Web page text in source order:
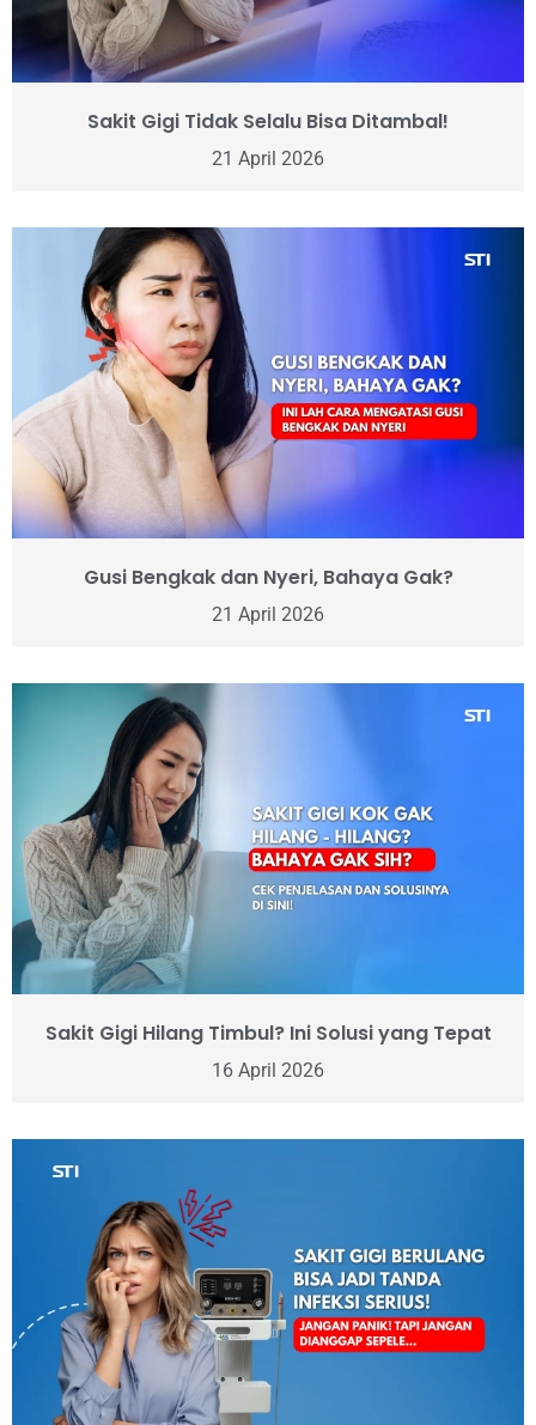
Sakit Gigi Tidak Selalu Bisa Ditambal!
21 April 2026
Gusi Bengkak dan Nyeri, Bahaya Gak?
21 April 2026
Sakit Gigi Hilang Timbul? Ini Solusi yang Tepat
16 April 2026